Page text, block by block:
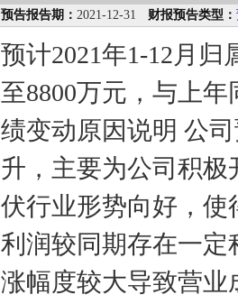
预告报告期： 2021-12-31 财报预告类型：
预计2021年1-12月
至8800万元，与上年
绩变动原因说明 公
升，主要为公司积
伏行业形势向好，使
利润较同期存在一
涨幅度较大导致营